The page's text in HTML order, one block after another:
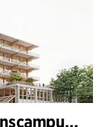
Der Bildungs- und Innovationscampus (BIC) nimmt Gestalt an